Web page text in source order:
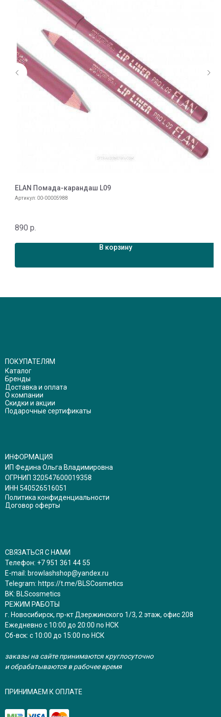
ELAN Помада-карандаш L09
Артикул: 00-00005988
890 р.
В корзину
ПОКУПАТЕЛЯМ
Каталог
Бренды
Доставка и оплата
О компании
Скидки и акции
Подарочные сертификаты
ИНФОРМАЦИЯ
ИП Федина Ольга Владимировна
ОГРНИП 320547600019358
ИНН 540526516051
Политика конфиденциальности
Договор оферты
СВЯЗАТЬСЯ С НАМИ
Телефон: +7 951 361 44 55
E-mail: browlashshop@yandex.ru
Telegram: https://t.me/BLSCosmetics
BK: BLScosmetics
РЕЖИМ РАБОТЫ
г. Новосибирск, пр-кт Дзержинского 1/3, 2 этаж, офис 208
Ежедневно с 10:00 до 20:00 по НСК
Сб-вск: с 10:00 до 15:00 по НСК
заказы на сайте принимаются круглосуточно
и обрабатываются в рабочее время
ПРИНИМАЕМ К ОПЛАТЕ